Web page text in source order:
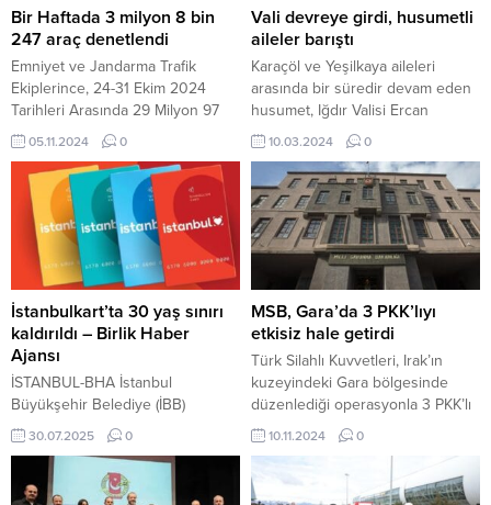
Bir Haftada 3 milyon 8 bin
247 araç denetlendi
Emniyet ve Jandarma Trafik
Ekiplerince, 24-31 Ekim 2024
Tarihleri Arasında 29 Milyon 97
Bin 535 Emniyet Kemeri Denetimi
Gerçekleştirildi 5 Kasım 2024,
05:22 yayınlandı İçişleri Bakanı Ali
Yerlikaya’nın paylaştığı bilgilere
göre, emniyet ve jandarma trafik
ekiplerince 24-31 Ekim...
05.11.2024 0
Vali devreye girdi, husumetli
aileler barıştı
Karaçöl ve Yeşilkaya aileleri
arasında bir süredir devam eden
husumet, Iğdır Valisi Ercan
Turan’ın desteği, kanaat
önderlerinin girişimleriyle barışla
sona erdi…. 10 Mart 2024, 09:10
yayınlandı Vali devreye girdi,
husumetli aileler barıştı IĞDIR-
BHA Karaağaç Mahallesi’nde
düzenlenen barış töreninde,
Kur’an-ı Kerim okunması ve dua
edilmesinin ardından aileler, barışı
kabul ettiklerini belirterek...
10.03.2024 0
İstanbulkart’ta 30 yaş sınırı
kaldırıldı – Birlik Haber
Ajansı
İSTANBUL-BHA İstanbul
Büyükşehir Belediye (İBB)
Meclisi’nin, 30 yaşından gün alan
öğrencilere uygulanan
İstanbulkart indirim oranını yüzde
10’a düşürme kararı, İstanbul 2.
30.07.2025 0
MSB, Gara’da 3 PKK’lıyı
etkisiz hale getirdi
Türk Silahlı Kuvvetleri, Irak’ın
kuzeyindeki Gara bölgesinde
düzenlediği operasyonla 3 PKK’lı
teröristi etkisiz hale getirdi.
Terörle mücadele sürüyor. 10
Kasım 2024, 15:32 yayınlandı
ANKARA- BHA Milli Savunma
10.11.2024 0